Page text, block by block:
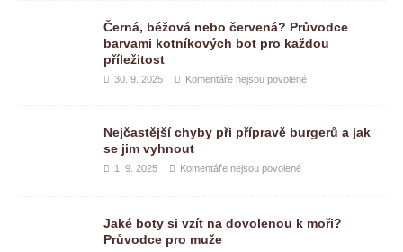
Černá, béžová nebo červená? Průvodce
barvami kotníkových bot pro každou
příležitost
30. 9. 2025 Komentáře nejsou povolené
Nejčastější chyby při přípravě burgerů a jak
se jim vyhnout
1. 9. 2025 Komentáře nejsou povolené
Jaké boty si vzít na dovolenou k moři?
Průvodce pro muže